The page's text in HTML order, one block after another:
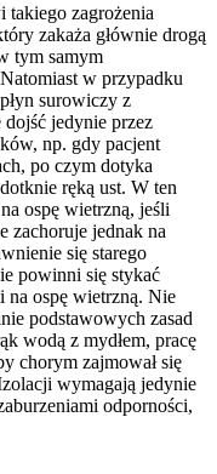
takiego zagrożenia
zakaża głównie drogą
tym samym
w przypadku
surowiczy z
jedynie przez
np. gdy pacjent
po czym dotyka
ręką ust. W ten
ospę wietrzną, jeśli
zachoruje jednak na
się starego
powinni się stykać
na ospę wietrzną. Nie
podstawowych zasad
wodą z mydłem, pracę
chorym zajmował się
wymagają jedynie
odporności,